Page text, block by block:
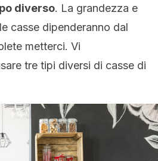
diverso. La grandezza e
casse dipenderanno dal
metterci. Vi
tre tipi diversi di casse di